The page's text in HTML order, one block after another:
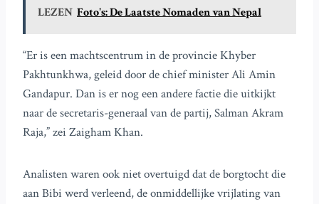
LEZEN Foto's: De Laatste Nomaden van Nepal
“Er is een machtscentrum in de provincie Khyber
Pakhtunkhwa, geleid door de chief minister Ali Amin
Gandapur. Dan is er nog een andere factie die uitkijkt
naar de secretaris-generaal van de partij, Salman Akram
Raja,” zei Zaigham Khan.
Analisten waren ook niet overtuigd dat de borgtocht die
aan Bibi werd verleend, de onmiddellijke vrijlating van